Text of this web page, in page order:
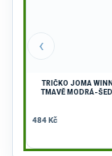
‹
TRIČKO JOMA
TMAVĚ MODRÁ-
484 Kč